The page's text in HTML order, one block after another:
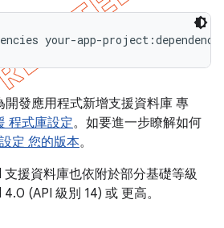
發應用程式新增支援資料庫 專
程式庫設定。如要進一步瞭解如何
設定 您的版本。
援資料庫也依附於部分基礎等級
(API 級別 14) 或 更高。